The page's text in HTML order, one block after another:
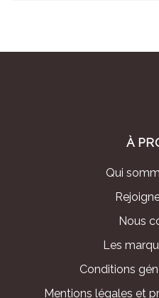
À
Qui
Nous
Les
Conditions
Mentions légales et